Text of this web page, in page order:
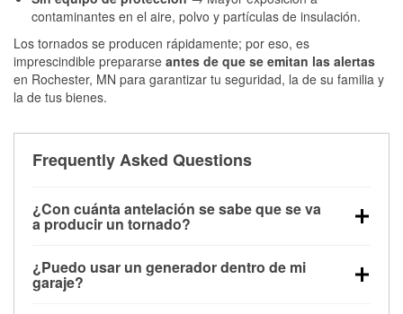
contaminantes en el aire, polvo y partículas de insulación.
Los tornados se producen rápidamente; por eso, es
imprescindible prepararse antes de que se emitan las alertas
en Rochester, MN para garantizar tu seguridad, la de su familia y
la de tus bienes.
Frequently Asked Questions
¿Con cuánta antelación se sabe que se va
a producir un tornado?
apenas previo aviso. Las alertas pueden emitirse
minutos antes de que toquen tierra, por lo que es
¿Puedo usar un generador dentro de mi
garaje?